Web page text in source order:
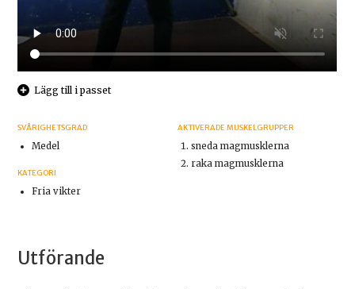
Lägg till i passet
SVÅRIGHETSGRAD
Medel
KATEGORI
Fria vikter
AKTIVERADE MUSKELGRUPPER
sneda magmusklerna
raka magmusklerna
Utförande